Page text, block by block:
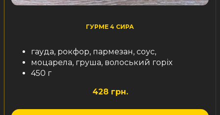
ГУРМЕ 4 СИРА
гауда, рокфор, пармезан, соус,
моцарела, груша, волоський горіх
450 г
428 грн.